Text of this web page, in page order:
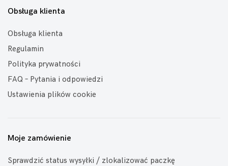
Obsługa klienta
Obsługa klienta
Regulamin
Polityka prywatności
FAQ – Pytania i odpowiedzi
Ustawienia plików cookie
Moje zamówienie
Sprawdzić status wysyłki / zlokalizować paczkę